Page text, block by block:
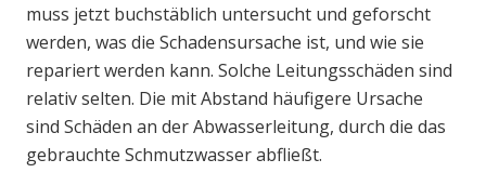
muss jetzt buchstäblich untersucht und geforscht
werden, was die Schadensursache ist, und wie sie
repariert werden kann. Solche Leitungsschäden sind
relativ selten. Die mit Abstand häufigere Ursache
sind Schäden an der Abwasserleitung, durch die das
gebrauchte Schmutzwasser abfließt.